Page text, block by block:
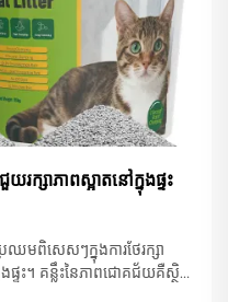
រក្សាភាពស្អាតនៅក្នុងផ្ទះ
រឈមពិសេសៗក្នុងការថែរក្សា
ផ្ទះ។ គន្លឹះនៃភាពជោគជ័យគឺស្ថិត